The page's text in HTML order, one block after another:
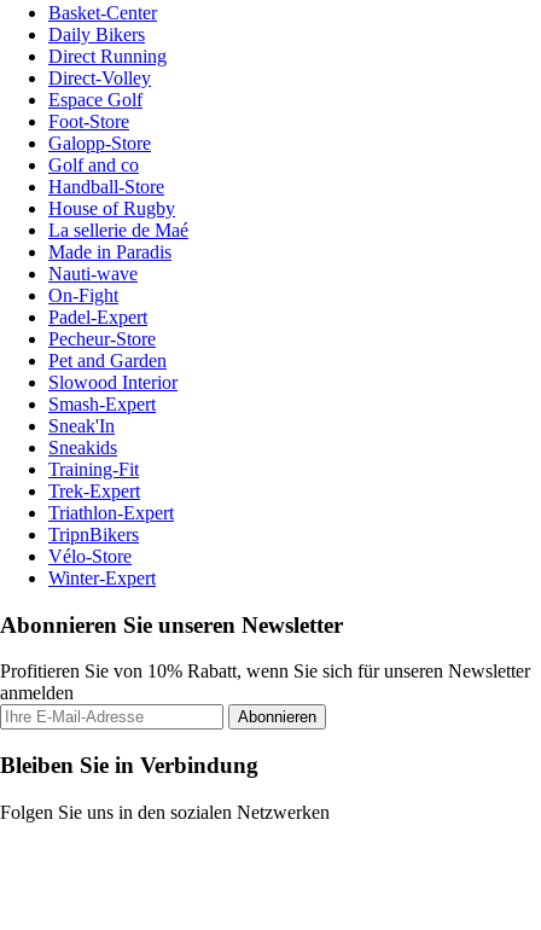
Basket-Center
Daily Bikers
Direct Running
Direct-Volley
Espace Golf
Foot-Store
Galopp-Store
Golf and co
Handball-Store
House of Rugby
La sellerie de Maé
Made in Paradis
Nauti-wave
On-Fight
Padel-Expert
Pecheur-Store
Pet and Garden
Slowood Interior
Smash-Expert
Sneak'In
Sneakids
Training-Fit
Trek-Expert
Triathlon-Expert
TripnBikers
Vélo-Store
Winter-Expert
Abonnieren Sie unseren Newsletter
Profitieren Sie von 10% Rabatt, wenn Sie sich für unseren Newsletter
anmelden
Abonnieren
Bleiben Sie in Verbindung
Folgen Sie uns in den sozialen Netzwerken